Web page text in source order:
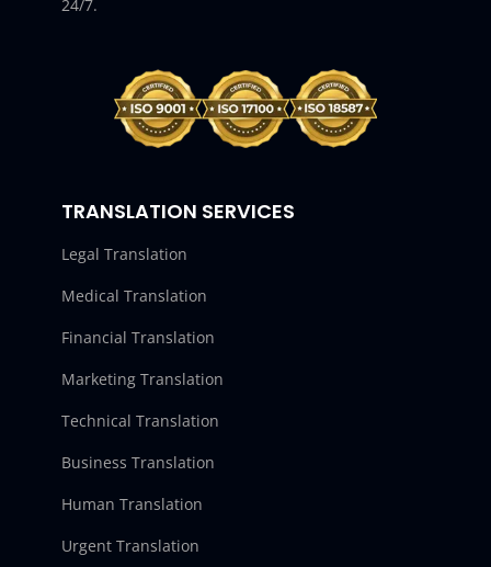
24/7.
TRANSLATION SERVICES
Legal Translation
Medical Translation
Financial Translation
Marketing Translation
Technical Translation
Business Translation
Human Translation
Urgent Translation